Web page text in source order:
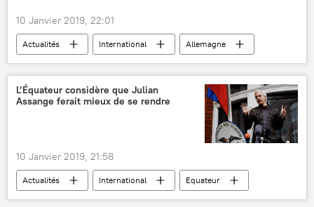
10 Janvier 2019, 22:01
Actualités International
Allemagne
Pierluigi Paganini
Alternative pour l'Allemagne (AfD)
hackers
cyberattaque
cybersécurité
L’Équateur considère que Julian
Assange ferait mieux de se rendre
10 Janvier 2019, 21:58
Actualités International
Equateur
Julian Assange
Jose Valencia